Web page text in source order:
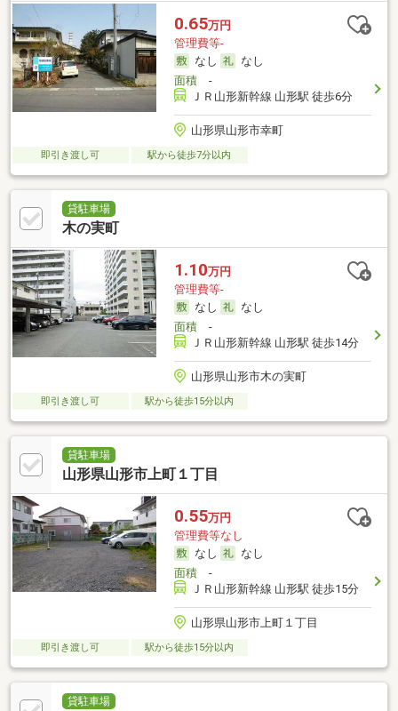
0.65万円
管理費等-
なし
なし
面積-
ＪＲ山形新幹線 山形駅 徒歩6分
山形県山形市幸町
即引き渡し可 駅から徒歩7分以内
貸駐車場
木の実町
1.10万円
管理費等-
なし
なし
面積-
ＪＲ山形新幹線 山形駅 徒歩14分
山形県山形市木の実町
即引き渡し可 駅から徒歩15分以内
貸駐車場
山形県山形市上町１丁目
0.55万円
管理費等なし
なし
なし
面積-
ＪＲ山形新幹線 山形駅 徒歩15分
山形県山形市上町１丁目
即引き渡し可 駅から徒歩15分以内
貸駐車場